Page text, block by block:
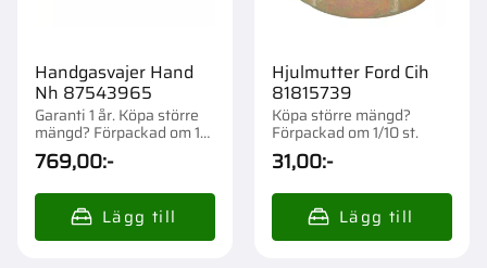
Handgasvajer Hand
Nh 87543965
Garanti 1 år. Köpa större
mängd? Förpackad om 1
st.
769,00:-
Hjulmutter Ford Cih
81815739
Köpa större mängd?
Förpackad om 1/10 st.
31,00:-